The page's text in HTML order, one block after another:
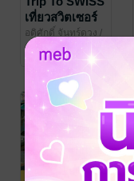
เที่ยวสวิตเซอร์
แลนด์
อดิศักดิ์ จันทร์ดวง /
สำนักพิมพ์ฟอร์เวิร์ด
ท่องเที่ยว
No Rating